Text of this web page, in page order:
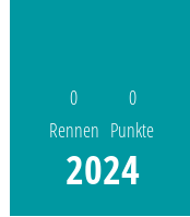
0
Rennen
0
Punkte
2024